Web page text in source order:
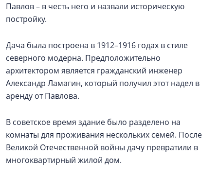
Павлов – в честь него и назвали историческую
постройку.
Дача была построена в 1912–1916 годах в стиле
северного модерна. Предположительно
архитектором является гражданский инженер
Александр Ламагин, который получил этот надел в
аренду от Павлова.
В советское время здание было разделено на
комнаты для проживания нескольких семей. После
Великой Отечественной войны дачу превратили в
многоквартирный жилой дом.